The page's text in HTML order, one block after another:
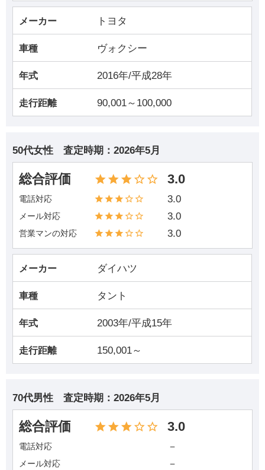
メーカー トヨタ
車種 ヴォクシー
年式 2016年/平成28年
走行距離 90,001～100,000
50代女性 査定時期： 2026年5月
総合評価 3.0
電話対応 3.0
メール対応 3.0
営業マンの対応 3.0
メーカー ダイハツ
車種 タント
年式 2003年/平成15年
走行距離 150,001～
70代男性 査定時期： 2026年5月
総合評価 3.0
電話対応 －
メール対応 －